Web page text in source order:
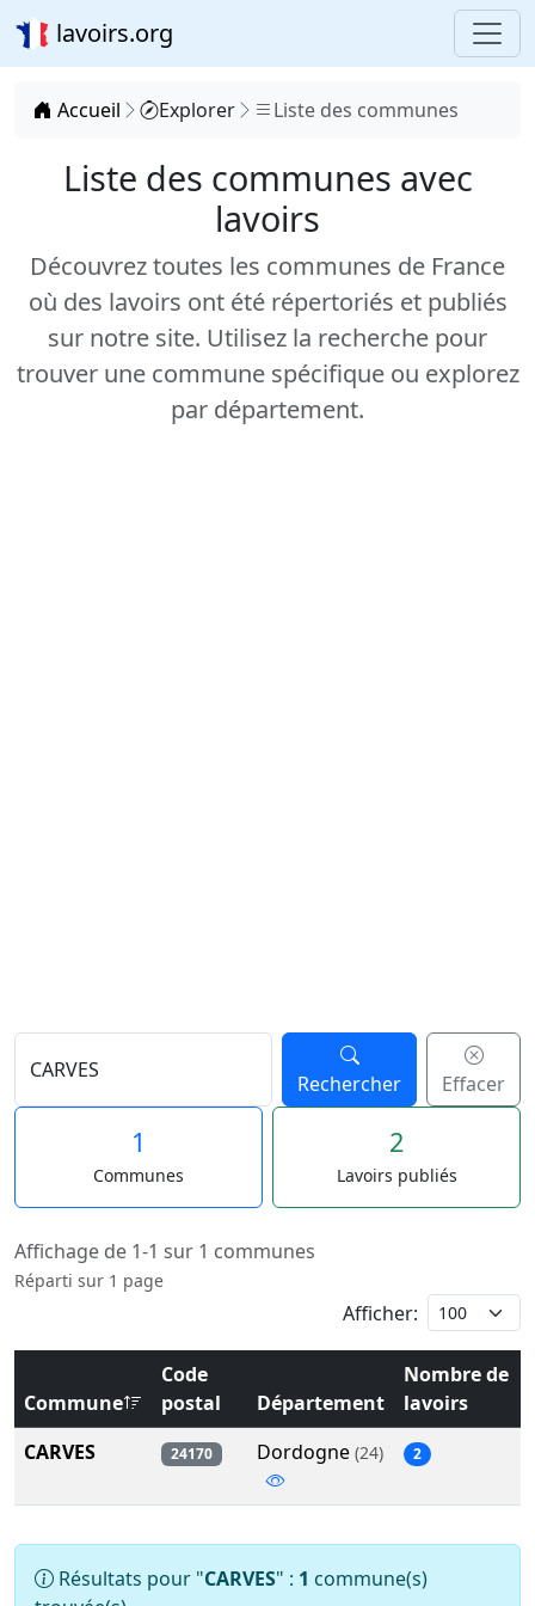
lavoirs.org
Accueil Explorer Liste des communes
Liste des communes avec
lavoirs
Découvrez toutes les communes de France
où des lavoirs ont été répertoriés et publiés
sur notre site. Utilisez la recherche pour
trouver une commune spécifique ou explorez
par département.
Rechercher Effacer
1
Communes
2
Lavoirs publiés
Affichage de 1-1 sur 1 communes
Réparti sur 1 page
Afficher:
Commune
Code
postal
Département
Nombre de
lavoirs
CARVES
24170 Dordogne (24) 2
Résultats pour "CARVES" : 1 commune(s)